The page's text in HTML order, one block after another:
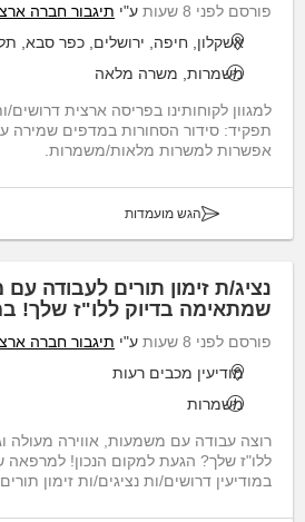
פורסם לפני 8 שעות ע"י תיגבור חברה
אשקלון, חיפה, ירושלים, כפר סבא,
משמרות, משרה מלאה
למגוון לקוחותינו בפריסה ארצית
תפקיד: סידור הסחורות במדפים שמירה
אפשרות למשרות מלאות/משמרות.
הגש מועמדות
נציג/ת זימון תורים לעבודה
שמתאימה בדיוק ללו"ז שלך!
פורסם לפני 8 שעות ע"י תיגבור חברה
מודיעין מכבים רעות
משמרות
רוצה עבודה עם משמעות, אווירה מעולה
ללו"ז שלך? הגעת למקום הנכון! למרפאה
במודיעין דרושים/ות נציגים/ות זימון